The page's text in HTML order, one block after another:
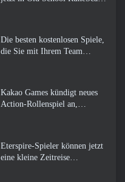
Die besten kostenlosen Spiele,
die Sie mit Ihrem Team
Kakao Games kündigt neues
Action-Rollenspiel an,
Eterspire-Spieler können jetzt
eine kleine Zeitreise